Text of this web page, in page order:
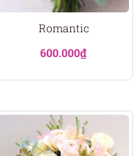
Romantic
600.000₫